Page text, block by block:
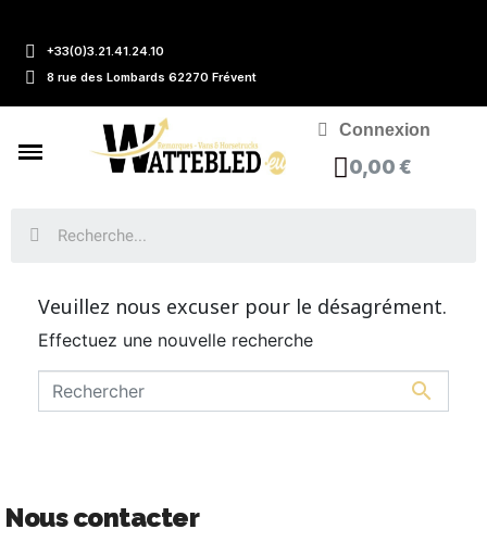
+33(0)3.21.41.24.10
8 rue des Lombards 62270 Frévent
Connexion
0,00 €
Veuillez nous excuser pour le désagrément.
Effectuez une nouvelle recherche

Nous contacter